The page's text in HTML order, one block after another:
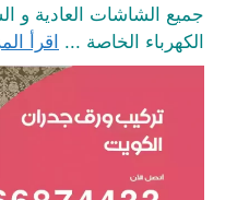
جميع الشاشات العادية و
الكهرباء الخاصة ... اقرأ